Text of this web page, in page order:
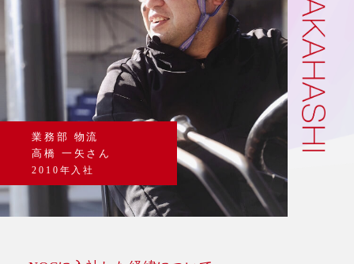
業務部 物流
高橋 一矢さん
2010年入社